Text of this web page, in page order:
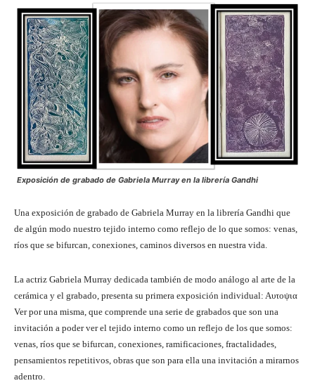
Exposición de grabado de Gabriela Murray en la librería Gandhi
Una exposición de grabado de Gabriela Murray en la librería Gandhi que
de algún modo nuestro tejido interno como reflejo de lo que somos: venas,
ríos que se bifurcan, conexiones, caminos diversos en nuestra vida.
La actriz Gabriela Murray dedicada también de modo análogo al arte de la
cerámica y el grabado, presenta su primera exposición individual: Aυτοψια
Ver por una misma, que comprende una serie de grabados que son una
invitación a poder ver el tejido interno como un reflejo de los que somos:
venas, ríos que se bifurcan, conexiones, ramificaciones, fractalidades,
pensamientos repetitivos, obras que son para ella una invitación a mirarnos
adentro.